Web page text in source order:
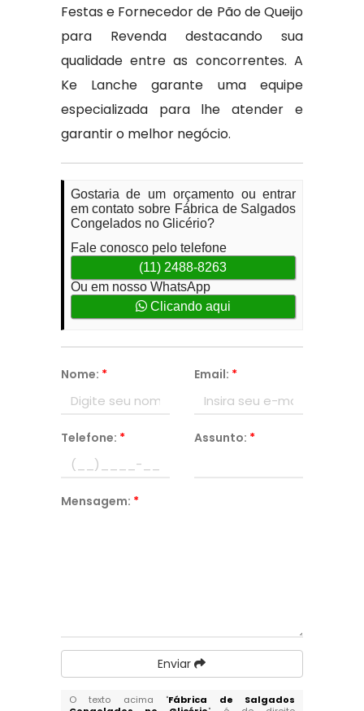
Festas e Fornecedor de Pão de Queijo
para Revenda destacando sua
qualidade entre as concorrentes. A
Ke Lanche garante uma equipe
especializada para lhe atender e
garantir o melhor negócio.
Gostaria de um orçamento ou entrar
em contato sobre Fábrica de Salgados
Congelados no Glicério?
Fale conosco pelo telefone
(11) 2488-8263
Ou em nosso WhatsApp
Clicando aqui
Nome: * Email: *
Telefone: * Assunto: *
Mensagem: *
Enviar
O texto acima "Fábrica de Salgados